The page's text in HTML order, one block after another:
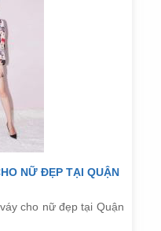
NỮ ĐẸP TẠI QUẬN
cho nữ đẹp tại Quận